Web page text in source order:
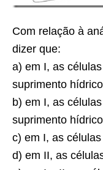
Com relação à
dizer que:
a) em I, as
suprimento
b) em I, as
suprimento
c) em I, as
d) em II, as